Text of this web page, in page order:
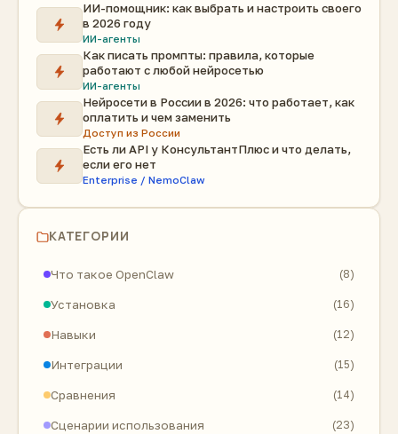
ИИ-помощник: как выбрать и настроить своего
в 2026 году
ИИ-агенты
Как писать промпты: правила, которые
работают с любой нейросетью
ИИ-агенты
Нейросети в России в 2026: что работает, как
оплатить и чем заменить
Доступ из России
Есть ли API у КонсультантПлюс и что делать,
если его нет
Enterprise / NemoClaw
КАТЕГОРИИ
Что такое OpenClaw (8)
Установка (16)
Навыки (12)
Интеграции (15)
Сравнения (14)
Сценарии использования (23)